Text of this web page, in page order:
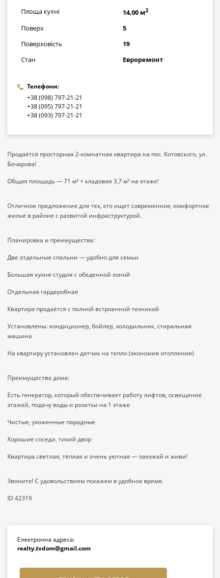
Площа кухні 14,00 м2
Поверх
5
Поверховість
19
Стан
Евроремонт
Телефони:
+38 (098) 797-21-21
+38 (095) 797-21-21
+38 (093) 797-21-21
Продаётся просторная 2-комнатная квартира на пос. Котовского, ул.
Бочарова!
Общая площадь — 71 м² + кладовая 3,7 м² на этаже!
Отличное предложение для тех, кто ищет современное, комфортное
жильё в районе с развитой инфраструктурой.
Планировка и преимущества:
Две отдельные спальни — удобно для семьи
Большая кухня-студия с обеденной зоной
Отдельная гардеробная
Квартира продаётся с полной встроенной техникой
Установлены: кондиционер, бойлер, холодильник, стиральная
машина
На квартиру установлен датчик на тепло (экономия отопления)
Преимущества дома:
Есть генератор, который обеспечивает работу лифтов, освещение
этажей, подачу воды и розетки на 1 этаже
Чистые, ухоженные парадные
Хорошие соседи, тихий двор
Квартира светлая, тёплая и очень уютная — заезжай и живи!
Звоните! С удовольствием покажем в удобное время.
ID 42319
Електронна адреса:
realty.tvdom@gmail.com